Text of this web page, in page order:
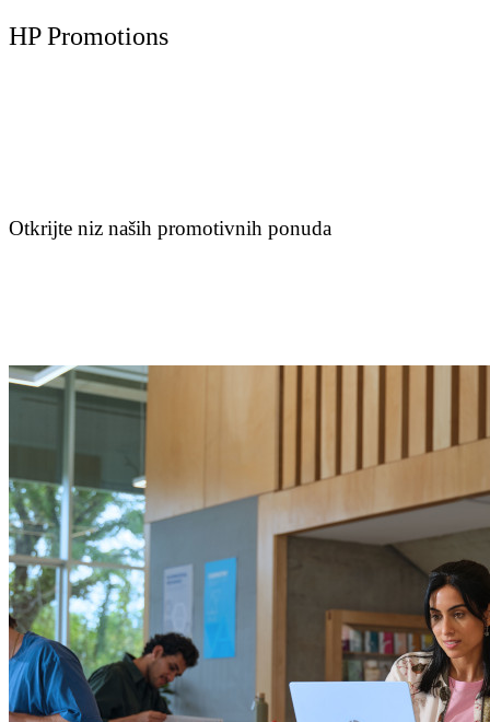
HP Promotions
Otkrijte niz naših promotivnih ponuda